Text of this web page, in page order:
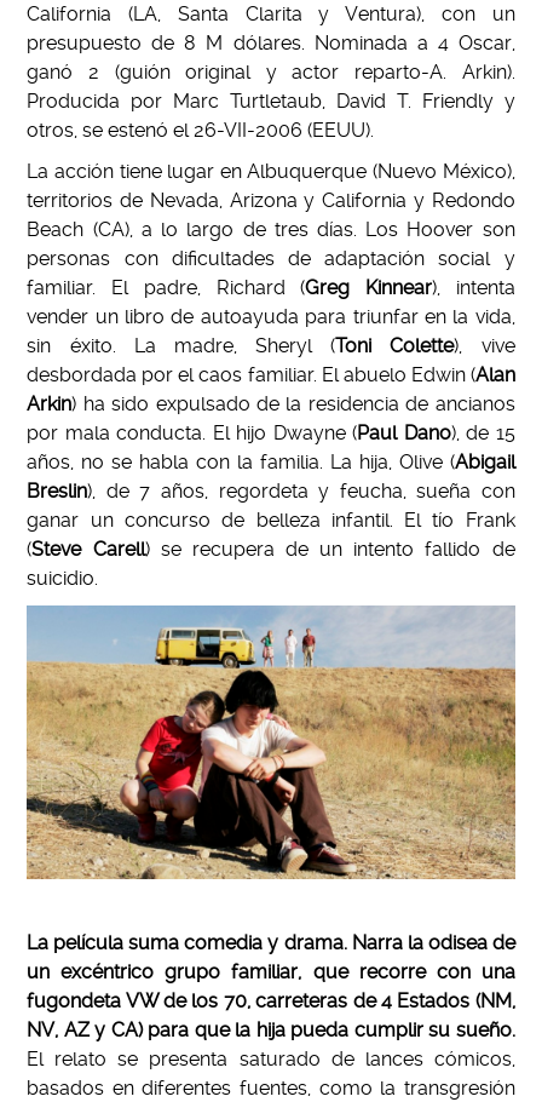
California (LA, Santa Clarita y Ventura), con un
presupuesto de 8 M dólares. Nominada a 4 Oscar,
ganó 2 (guión original y actor reparto-A. Arkin).
Producida por Marc Turtletaub, David T. Friendly y
otros, se estenó el 26-VII-2006 (EEUU).
La acción tiene lugar en Albuquerque (Nuevo México),
territorios de Nevada, Arizona y California y Redondo
Beach (CA), a lo largo de tres días. Los Hoover son
personas con dificultades de adaptación social y
familiar. El padre, Richard (Greg Kinnear), intenta
vender un libro de autoayuda para triunfar en la vida,
sin éxito. La madre, Sheryl (Toni Colette), vive
desbordada por el caos familiar. El abuelo Edwin (Alan
Arkin) ha sido expulsado de la residencia de ancianos
por mala conducta. El hijo Dwayne (Paul Dano), de 15
años, no se habla con la familia. La hija, Olive (Abigail
Breslin), de 7 años, regordeta y feucha, sueña con
ganar un concurso de belleza infantil. El tío Frank
(Steve Carell) se recupera de un intento fallido de
suicidio.
La película suma comedia y drama. Narra la odisea de
un excéntrico grupo familiar, que recorre con una
fugondeta VW de los 70, carreteras de 4 Estados (NM,
NV, AZ y CA) para que la hija pueda cumplir su sueño.
El relato se presenta saturado de lances cómicos,
basados en diferentes fuentes, como la transgresión